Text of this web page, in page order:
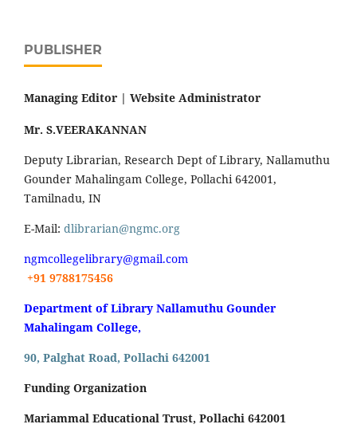
PUBLISHER
Managing Editor | Website Administrator
Mr. S.VEERAKANNAN
Deputy Librarian, Research Dept of Library, Nallamuthu
Gounder Mahalingam College, Pollachi 642001,
Tamilnadu, IN
E-Mail: dlibrarian@ngmc.org
ngmcollegelibrary@gmail.com
+91 9788175456
Department of Library Nallamuthu Gounder
Mahalingam College,
90, Palghat Road, Pollachi 642001
Funding Organization
Mariammal Educational Trust, Pollachi 642001